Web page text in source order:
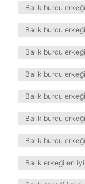
Balık burcu
Balık burcu
Balık burcu
Balık burcu
Balık burcu
Balık burcu
Balık burcu
Balık erkeği en